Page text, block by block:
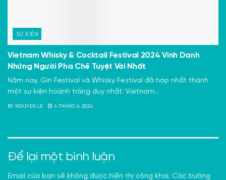
SỰ KIỆN
Vietnam Whisky & Cocktail Festival 2024 Vinh Danh
Những Người Pha Chế Tuyệt Vời Nhất
Năm nay, Gin Festival và Whisky Festival đã hợp nhất thành
một sự kiện hoành tráng duy nhất: Vietnam...
BY NGUYEN LE 4 THÁNG 6, 2024
Để lại một bình luận
Email của bạn sẽ không được hiển thị công khai. Các trường